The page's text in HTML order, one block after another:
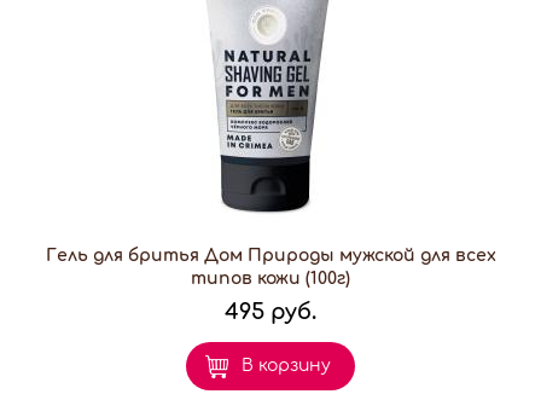
Гель для бритья Дом Природы мужской для всех
типов кожи (100г)
495 руб.
В корзину